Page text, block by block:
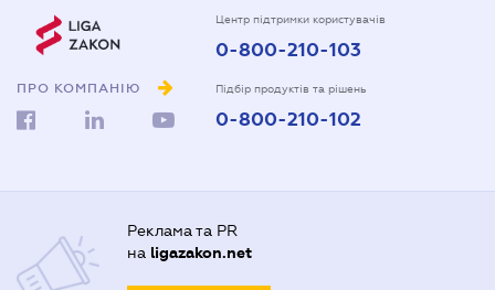
ПРО КОМПАНІЮ
Центр підтримки користувачів
0-800-210-103
Підбір продуктів та рішень
0-800-210-102
Реклама та PR
на ligazakon.net